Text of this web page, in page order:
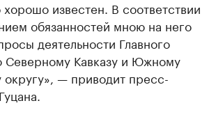
хорошо известен. В соответствии
обязанностей мною на него
деятельности Главного
Северному Кавказу и Южному
— приводит пресс-